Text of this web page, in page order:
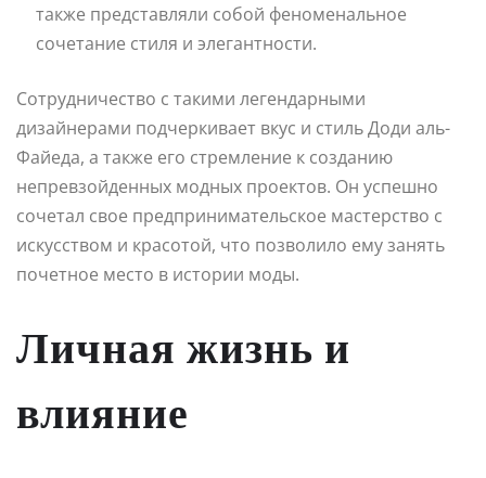
также представляли собой феноменальное
сочетание стиля и элегантности.
Сотрудничество с такими легендарными
дизайнерами подчеркивает вкус и стиль Доди аль-
Файеда, а также его стремление к созданию
непревзойденных модных проектов. Он успешно
сочетал свое предпринимательское мастерство с
искусством и красотой, что позволило ему занять
почетное место в истории моды.
Личная жизнь и
влияние